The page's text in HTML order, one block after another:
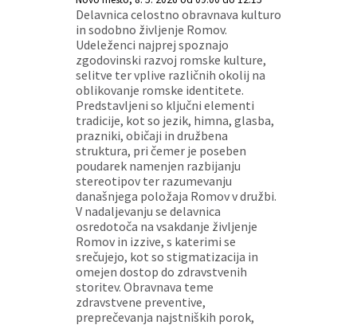
Delavnica celostno obravnava kulturo
in sodobno življenje Romov.
Udeleženci najprej spoznajo
zgodovinski razvoj romske kulture,
selitve ter vplive različnih okolij na
oblikovanje romske identitete.
Predstavljeni so ključni elementi
tradicije, kot so jezik, himna, glasba,
prazniki, običaji in družbena
struktura, pri čemer je poseben
poudarek namenjen razbijanju
stereotipov ter razumevanju
današnjega položaja Romov v družbi.
V nadaljevanju se delavnica
osredotoča na vsakdanje življenje
Romov in izzive, s katerimi se
srečujejo, kot so stigmatizacija in
omejen dostop do zdravstvenih
storitev. Obravnava teme
zdravstvene preventive,
preprečevanja najstniških porok,